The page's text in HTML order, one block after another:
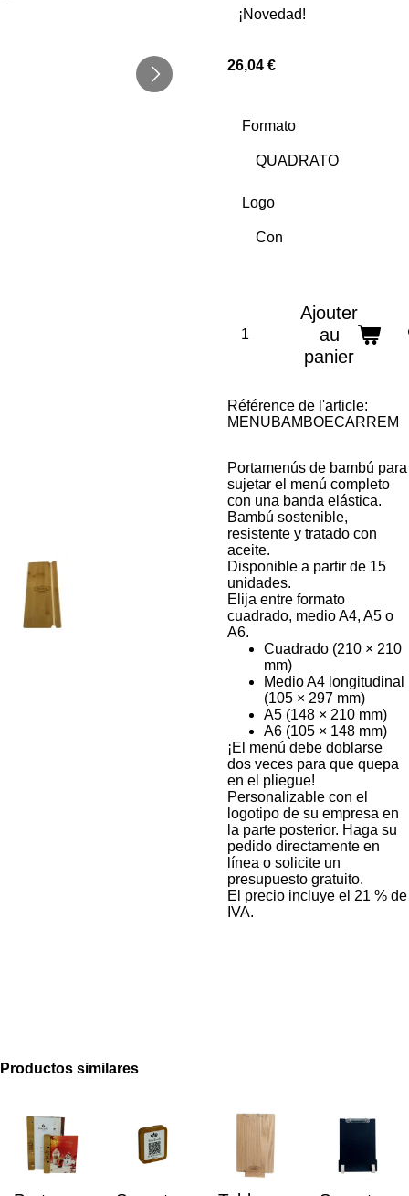
¡Novedad!
26,04 €
Formato
Logo
Ajouter
au
panier
Référence de l'article:
MENUBAMBOECARREM
Portamenús de bambú para
sujetar el menú completo
con una banda elástica.
Bambú sostenible,
resistente y tratado con
aceite.
Disponible a partir de 15
unidades.
Elija entre formato
cuadrado, medio A4, A5 o
A6.
Cuadrado (210 × 210
mm)
Medio A4 longitudinal
(105 × 297 mm)
A5 (148 × 210 mm)
A6 (105 × 148 mm)
¡El menú debe doblarse
dos veces para que quepa
en el pliegue!
Personalizable con el
logotipo de su empresa en
la parte posterior. Haga su
pedido directamente en
línea o solicite un
presupuesto gratuito.
El precio incluye el 21 % de
IVA.
Productos similares